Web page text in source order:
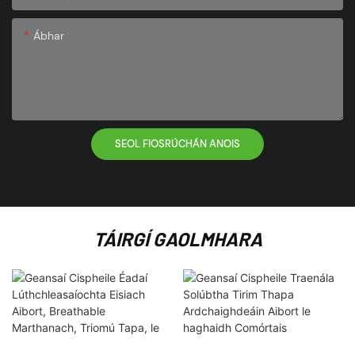
Ábhar
SEOL FIOSRÚCHÁN ANOIS
TÁIRGÍ GAOLMHARA